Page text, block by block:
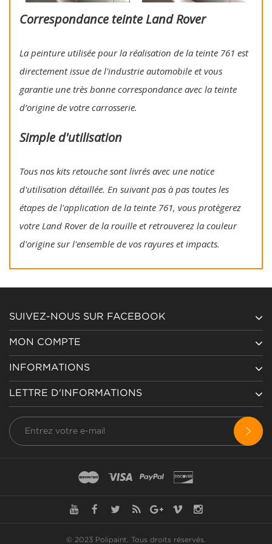
Correspondance teinte Land Rover
La peinture utilisée pour la réalisation de la teinte 761 est
directement issue de l'industrie automobile et vous
garantie une très bonne correspondance avec la teinte
d’origine de votre carrosserie.
Simple d'utilisation
Tous nos kits retouche sont livrés avec une notice
d'utilisation détaillée. En suivant pas à pas toutes les
étapes de l'application de la teinte 761, vous protègerez
votre Land Rover de la rouille et retrouverez la couleur
d'origine sur l'ensemble de vos rayures et impacts.
SUIVEZ-NOUS SUR FACEBOOK
MON COMPTE
INFORMATIONS
LETTRE D'INFORMATIONS
© 2023 Polipaint. Tous droits réservés.